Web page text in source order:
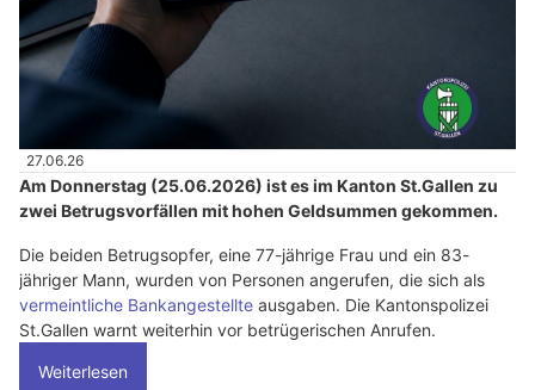
27.06.26
Am Donnerstag (25.06.2026) ist es im Kanton St.Gallen zu
zwei Betrugsvorfällen mit hohen Geldsummen gekommen.
Die beiden Betrugsopfer, eine 77-jährige Frau und ein 83-
jähriger Mann, wurden von Personen angerufen, die sich als
vermeintliche Bankangestellte ausgaben. Die Kantonspolizei
St.Gallen warnt weiterhin vor betrügerischen Anrufen.
Weiterlesen